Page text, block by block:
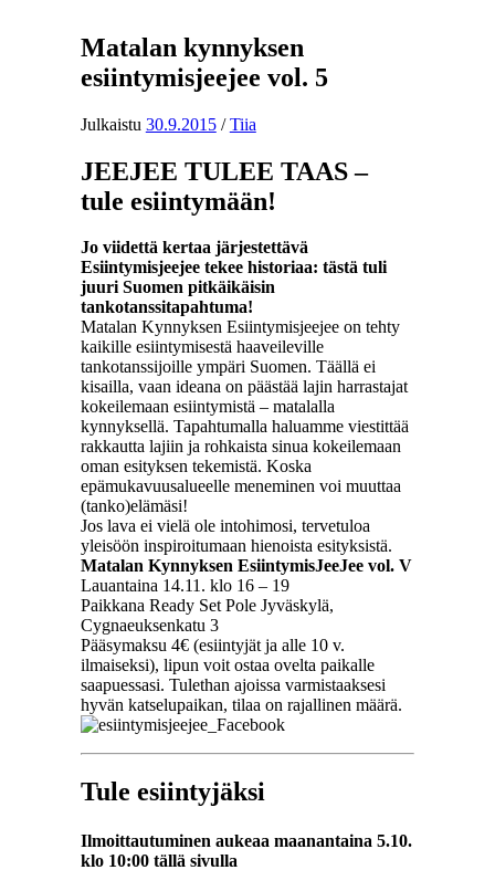
Matalan kynnyksen
esiintymisjeejee vol. 5
Julkaistu 30.9.2015/Tiia
JEEJEE TULEE TAAS –
tule esiintymään!
Jo viidettä kertaa järjestettävä
Esiintymisjeejee tekee historiaa: tästä tuli
juuri Suomen pitkäikäisin
tankotanssitapahtuma!
Matalan Kynnyksen Esiintymisjeejee on tehty
kaikille esiintymisestä haaveileville
tankotanssijoille ympäri Suomen. Täällä ei
kisailla, vaan ideana on päästää lajin harrastajat
kokeilemaan esiintymistä – matalalla
kynnyksellä. Tapahtumalla haluamme viestittää
rakkautta lajiin ja rohkaista sinua kokeilemaan
oman esityksen tekemistä. Koska
epämukavuusalueelle meneminen voi muuttaa
(tanko)elämäsi!
Jos lava ei vielä ole intohimosi, tervetuloa
yleisöön inspiroitumaan hienoista esityksistä.
Matalan Kynnyksen EsiintymisJeeJee vol. V
Lauantaina 14.11. klo 16 – 19
Paikkana Ready Set Pole Jyväskylä,
Cygnaeuksenkatu 3
Pääsymaksu 4€ (esiintyjät ja alle 10 v.
ilmaiseksi), lipun voit ostaa ovelta paikalle
saapuessasi. Tulethan ajoissa varmistaaksesi
hyvän katselupaikan, tilaa on rajallinen määrä.
Tule esiintyjäksi
Ilmoittautuminen aukeaa maanantaina 5.10.
klo 10:00 tällä sivulla